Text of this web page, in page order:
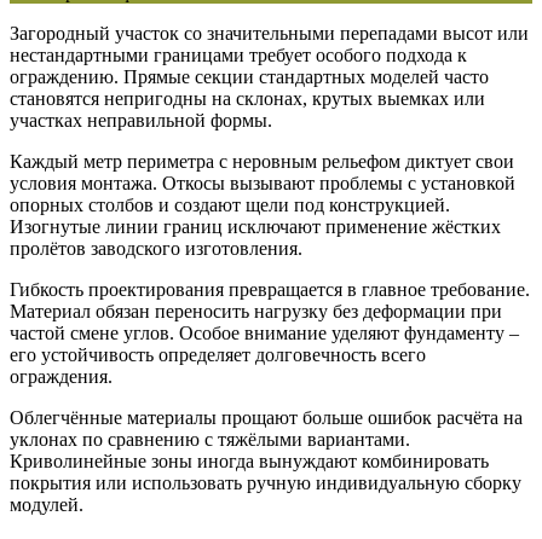
Загородный участок со значительными перепадами высот или
нестандартными границами требует особого подхода к
ограждению. Прямые секции стандартных моделей часто
становятся непригодны на склонах, крутых выемках или
участках неправильной формы.
Каждый метр периметра с неровным рельефом диктует свои
условия монтажа. Откосы вызывают проблемы с установкой
опорных столбов и создают щели под конструкцией.
Изогнутые линии границ исключают применение жёстких
пролётов заводского изготовления.
Гибкость проектирования превращается в главное требование.
Материал обязан переносить нагрузку без деформации при
частой смене углов. Особое внимание уделяют фундаменту –
его устойчивость определяет долговечность всего
ограждения.
Облегчённые материалы прощают больше ошибок расчёта на
уклонах по сравнению с тяжёлыми вариантами.
Криволинейные зоны иногда вынуждают комбинировать
покрытия или использовать ручную индивидуальную сборку
модулей.